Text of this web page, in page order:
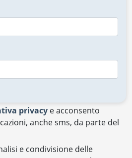
privacy e acconsento
anche sms, da parte del
e condivisione delle